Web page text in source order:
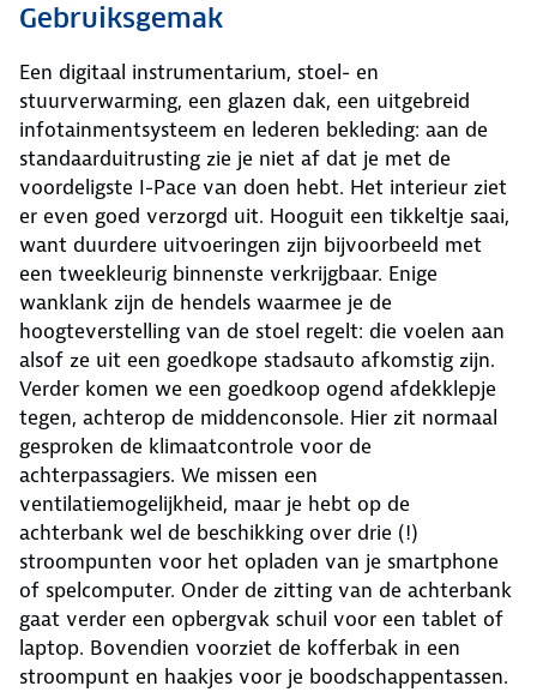
Gebruiksgemak
Een digitaal instrumentarium, stoel- en
stuurverwarming, een glazen dak, een uitgebreid
infotainmentsysteem en lederen bekleding: aan de
standaarduitrusting zie je niet af dat je met de
voordeligste I-Pace van doen hebt. Het interieur ziet
er even goed verzorgd uit. Hooguit een tikkeltje saai,
want duurdere uitvoeringen zijn bijvoorbeeld met
een tweekleurig binnenste verkrijgbaar. Enige
wanklank zijn de hendels waarmee je de
hoogteverstelling van de stoel regelt: die voelen aan
alsof ze uit een goedkope stadsauto afkomstig zijn.
Verder komen we een goedkoop ogend afdekklepje
tegen, achterop de middenconsole. Hier zit normaal
gesproken de klimaatcontrole voor de
achterpassagiers. We missen een
ventilatiemogelijkheid, maar je hebt op de
achterbank wel de beschikking over drie (!)
stroompunten voor het opladen van je smartphone
of spelcomputer. Onder de zitting van de achterbank
gaat verder een opbergvak schuil voor een tablet of
laptop. Bovendien voorziet de kofferbak in een
stroompunt en haakjes voor je boodschappentassen.